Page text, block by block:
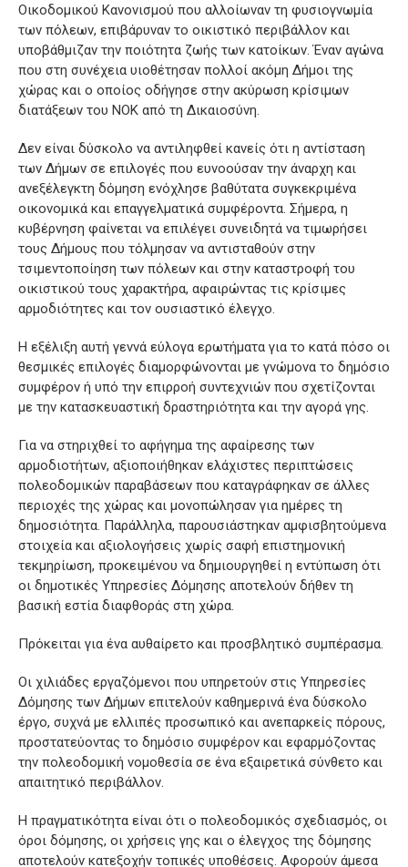
Οικοδομικού Κανονισμού που αλλοίωναν τη φυσιογνωμία
των πόλεων, επιβάρυναν το οικιστικό περιβάλλον και
υποβάθμιζαν την ποιότητα ζωής των κατοίκων. Έναν αγώνα
που στη συνέχεια υιοθέτησαν πολλοί ακόμη Δήμοι της
χώρας και ο οποίος οδήγησε στην ακύρωση κρίσιμων
διατάξεων του ΝΟΚ από τη Δικαιοσύνη.
Δεν είναι δύσκολο να αντιληφθεί κανείς ότι η αντίσταση
των Δήμων σε επιλογές που ευνοούσαν την άναρχη και
ανεξέλεγκτη δόμηση ενόχλησε βαθύτατα συγκεκριμένα
οικονομικά και επαγγελματικά συμφέροντα. Σήμερα, η
κυβέρνηση φαίνεται να επιλέγει συνειδητά να τιμωρήσει
τους Δήμους που τόλμησαν να αντισταθούν στην
τσιμεντοποίηση των πόλεων και στην καταστροφή του
οικιστικού τους χαρακτήρα, αφαιρώντας τις κρίσιμες
αρμοδιότητες και τον ουσιαστικό έλεγχο.
Η εξέλιξη αυτή γεννά εύλογα ερωτήματα για το κατά πόσο οι
θεσμικές επιλογές διαμορφώνονται με γνώμονα το δημόσιο
συμφέρον ή υπό την επιρροή συντεχνιών που σχετίζονται
με την κατασκευαστική δραστηριότητα και την αγορά γης.
Για να στηριχθεί το αφήγημα της αφαίρεσης των
αρμοδιοτήτων, αξιοποιήθηκαν ελάχιστες περιπτώσεις
πολεοδομικών παραβάσεων που καταγράφηκαν σε άλλες
περιοχές της χώρας και μονοπώλησαν για ημέρες τη
δημοσιότητα. Παράλληλα, παρουσιάστηκαν αμφισβητούμενα
στοιχεία και αξιολογήσεις χωρίς σαφή επιστημονική
τεκμηρίωση, προκειμένου να δημιουργηθεί η εντύπωση ότι
οι δημοτικές Υπηρεσίες Δόμησης αποτελούν δήθεν τη
βασική εστία διαφθοράς στη χώρα.
Πρόκειται για ένα αυθαίρετο και προσβλητικό συμπέρασμα.
Οι χιλιάδες εργαζόμενοι που υπηρετούν στις Υπηρεσίες
Δόμησης των Δήμων επιτελούν καθημερινά ένα δύσκολο
έργο, συχνά με ελλιπές προσωπικό και ανεπαρκείς πόρους,
προστατεύοντας το δημόσιο συμφέρον και εφαρμόζοντας
την πολεοδομική νομοθεσία σε ένα εξαιρετικά σύνθετο και
απαιτητικό περιβάλλον.
Η πραγματικότητα είναι ότι ο πολεοδομικός σχεδιασμός, οι
όροι δόμησης, οι χρήσεις γης και ο έλεγχος της δόμησης
αποτελούν κατεξοχήν τοπικές υποθέσεις. Αφορούν άμεσα